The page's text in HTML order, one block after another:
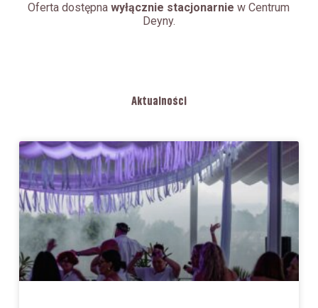
Oferta dostępnawyłącznie stacjonarnie w Centrum
Deyny.
Aktualności